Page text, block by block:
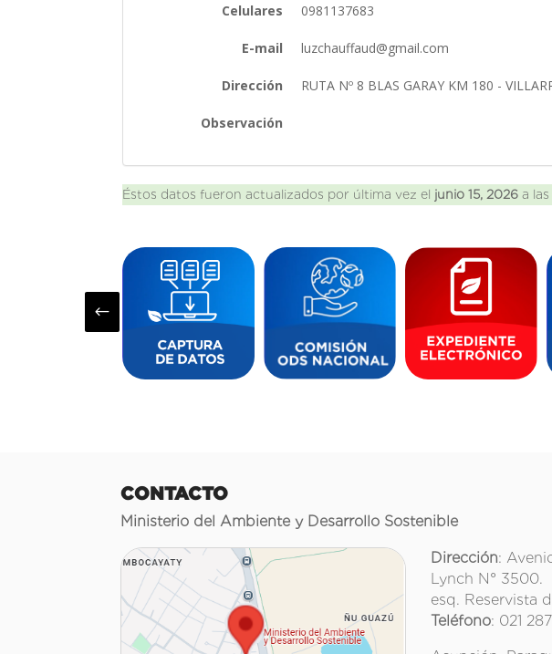
Celulares 0981137683
E-mail luzchauffaud@gmail.com
Dirección RUTA Nº 8 BLAS GARAY KM 180 -
Observación
Éstos datos fueron actualizados por última vez el junio 15, 2026 a las
#
CONTACTO
Ministerio del Ambiente y Desarrollo Sostenible
Dirección:
Lynch N° 3500.
esq. Reservista
Teléfono: 021